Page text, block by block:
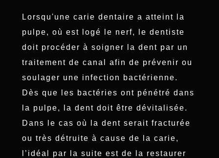
Lorsqu'une carie dentaire a atteint la
pulpe, où est logé le nerf, le dentiste
doit procéder à soigner la dent par un
traitement de canal afin de prévenir ou
soulager une infection bactérienne.
Dès que les bactéries ont pénétré dans
la pulpe, la dent doit être dévitalisée.
Dans le cas où la dent serait fracturée
ou très détruite à cause de la carie,
l’idéal par la suite est de la restaurer